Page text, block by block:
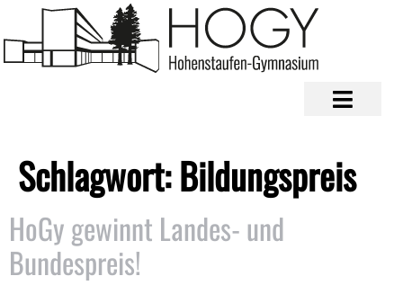
Schlagwort:Bildungspreis
HoGy gewinnt Landes- und
Bundespreis!